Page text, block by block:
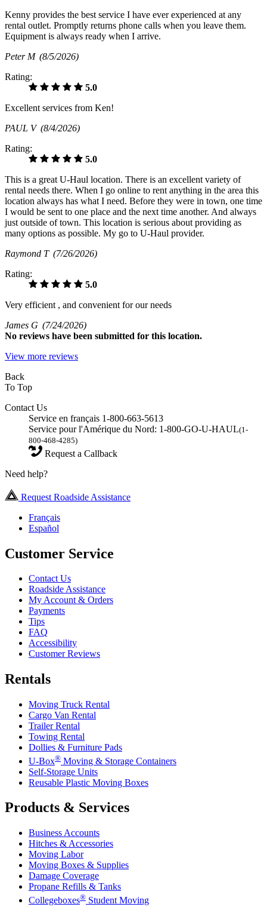
Kenny provides the best service I have ever experienced at any
rental outlet. Promptly returns phone calls when you leave them.
Equipment is always ready when I arrive.
Peter M (8/5/2026)
Rating:
5.0
Excellent services from Ken!
PAUL V (8/4/2026)
Rating:
5.0
This is a great U-Haul location. There is an excellent variety of
rental needs there. When I go online to rent anything in the area this
location always has what I need. Before they were in town, one time
I would be sent to one place and the next time another. And always
just outside of town. This location is serious about providing as
many options as possible. My go to U-Haul provider.
Raymond T (7/26/2026)
Rating:
5.0
Very efficient , and convenient for our needs
James G (7/24/2026)
No reviews have been submitted for this location.
View more reviews
Back
To Top
Contact Us
Service en français 1-800-663-5613
Service pour l'Amérique du Nord: 1-800-GO-U-HAUL(1-
800-468-4285)
Request a Callback
Need help?
Request Roadside Assistance
Français
Español
Customer Service
Contact Us
Roadside Assistance
My Account & Orders
Payments
Tips
FAQ
Accessibility
Customer Reviews
Rentals
Moving Truck Rental
Cargo Van Rental
Trailer Rental
Towing Rental
Dollies & Furniture Pads
U-Box® Moving & Storage Containers
Self-Storage Units
Reusable Plastic Moving Boxes
Products & Services
Business Accounts
Hitches & Accessories
Moving Labor
Moving Boxes & Supplies
Damage Coverage
Propane Refills & Tanks
Collegeboxes® Student Moving